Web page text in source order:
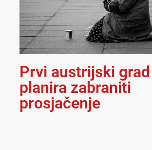
Prvi austrijski grad
planira zabraniti
prosjačenje